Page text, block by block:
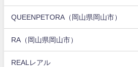
QUEENPETORA（岡山県岡山市）
RA（岡山県岡山市）
REALレアル